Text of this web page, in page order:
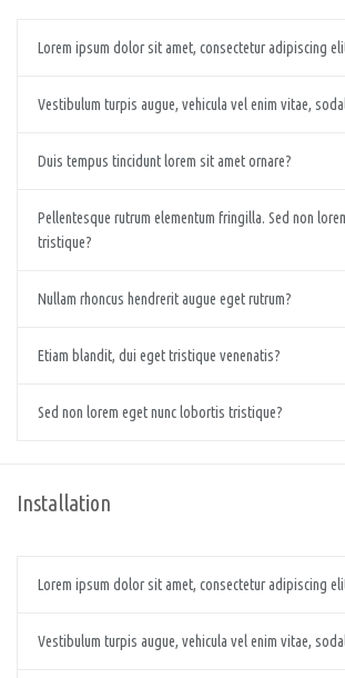
Lorem ipsum dolor sit amet, consectetur adipiscing
Vestibulum turpis augue, vehicula vel enim vitae,
Duis tempus tincidunt lorem sit amet ornare?
Pellentesque rutrum elementum fringilla. Sed non
tristique?
Nullam rhoncus hendrerit augue eget rutrum?
Etiam blandit, dui eget tristique venenatis?
Sed non lorem eget nunc lobortis tristique?
Installation
Lorem ipsum dolor sit amet, consectetur adipiscing
Vestibulum turpis augue, vehicula vel enim vitae,